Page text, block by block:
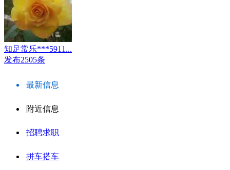
知足常乐***5911...
发布2505条
最新信息
附近信息
招聘求职
拼车搭车